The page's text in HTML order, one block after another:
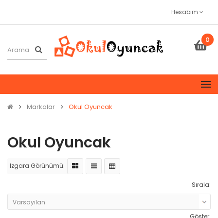
Hesabım
0
Markalar Okul Oyuncak
Okul Oyuncak
Izgara Görünümü:
Sırala:
Göster: